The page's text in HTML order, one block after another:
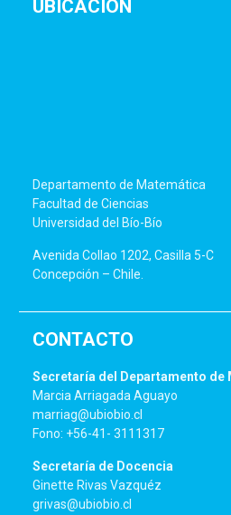
UBICACIÓN
Departamento de Matemática
Facultad de Ciencias
Universidad del Bío-Bío
Avenida Collao 1202, Casilla 5-C
Concepción – Chile.
CONTACTO
Secretaría del Departamento de
Marcia Arriagada Aguayo
marriag@ubiobio.cl
Fono: +56-41- 3111317
Secretaría de Docencia
Ginette Rivas Vazquéz
grivas@ubiobio.cl